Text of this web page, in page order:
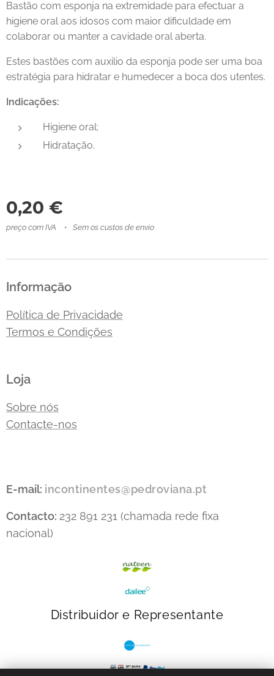
Bastão com esponja na extremidade para efectuar a
higiene oral aos idosos com maior dificuldade em
colaborar ou manter a cavidade oral aberta.
Estes bastões com auxilio da esponja pode ser uma boa
estratégia para hidratar e humedecer a boca dos utentes.
Indicações:
Higiene oral;
Hidratação.
0,20 €
preço com IVA Sem os custos de envio
Informação
Política de Privacidade
Termos e Condições
Loja
Sobre nós
Contacte-nos
E-mail: incontinentes@pedroviana.pt
Contacto: 232 891 231 (chamada rede fixa
nacional)
Distribuidor e Representante